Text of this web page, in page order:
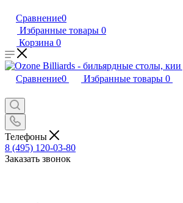
Сравнение0
Избранные товары 0
Корзина 0
Сравнение0 Избранные товары 0
Телефоны
8 (495) 120-03-80
Заказать звонок